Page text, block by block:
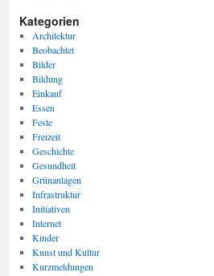
Kategorien
Architektur
Beobachtet
Bilder
Bildung
Einkauf
Essen
Feste
Freizeit
Geschichte
Gesundheit
Grünanlagen
Infrastruktur
Initiativen
Internet
Kinder
Kunst und Kultur
Kurzmeldungen